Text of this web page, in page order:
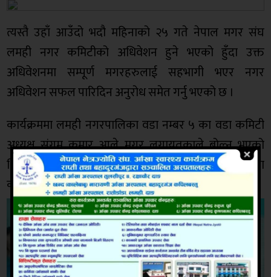
त्यस्तै उहाँ आउँदो भदौ महिनाको २५ गते नेपाल मगर संघ
लमही नगर कमिटीको अधिवेशन हुने भएको हुँदा उक्त
अधिवेशनमा सम्पूर्ण मगरहरुलाई सहभागी भएर नगर
अधिवेशन सफल पारिदिन अनुरोध समेत गर्नु भएको छ ।
कार्यक्रममा लमही नगरपालिका वडा नम्बर ५ का वडा कमिटी
अध्यक्ष संगम कुमार आले मगर लगायतकाले बोल्नु भएको
थियो भने कार्यक्रमको संचालन लमही नगर कमिटीका
कार्यबाहक सचिव टीका जि.एमले गर्नु भएको थियो ।